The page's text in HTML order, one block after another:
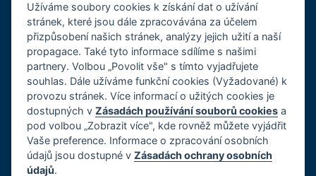
Ostatní
O společnosti
Kariéra
Reference
GDPR, Cookies
Imprint
Užíváme soubory cookies k získání dat o užívání
stránek, které jsou dále zpracovávána za účelem
přizpůsobení našich stránek, analýzy jejich užití a naší
propagace. Také tyto informace sdílíme s našimi
partnery. Volbou „Povolit vše" s tímto vyjadřujete
souhlas. Dále užíváme funkční cookies (Vyžadované) k
provozu stránek. Více informací o užitých cookies je
dostupných vZásadách používání souborů cookies a
pod volbou „Zobrazit více", kde rovněž můžete vyjádřit
Vaše preference. Informace o zpracování osobních
údajů jsou dostupné vZásadách ochrany osobních
údajů.